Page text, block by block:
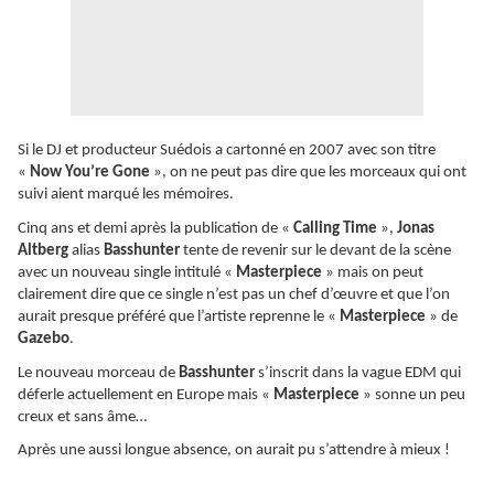
Si le DJ et producteur Suédois a cartonné en 2007 avec son titre
« Now You’re Gone », on ne peut pas dire que les morceaux qui ont
suivi aient marqué les mémoires.
Cinq ans et demi après la publication de « Calling Time », Jonas
Altberg alias Basshunter tente de revenir sur le devant de la scène
avec un nouveau single intitulé « Masterpiece » mais on peut
clairement dire que ce single n’est pas un chef d’œuvre et que l’on
aurait presque préféré que l’artiste reprenne le « Masterpiece » de
Gazebo.
Le nouveau morceau de Basshunter s’inscrit dans la vague EDM qui
déferle actuellement en Europe mais « Masterpiece » sonne un peu
creux et sans âme…
Après une aussi longue absence, on aurait pu s’attendre à mieux !